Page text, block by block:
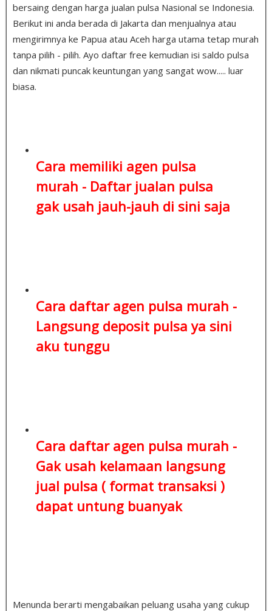
bersaing dengan harga jualan pulsa Nasional se Indonesia.
Berikut ini anda berada di Jakarta dan menjualnya atau
mengirimnya ke Papua atau Aceh harga utama tetap murah
tanpa pilih - pilih. Ayo daftar free kemudian isi saldo pulsa
dan nikmati puncak keuntungan yang sangat wow..... luar
biasa.
Cara memiliki agen pulsa
murah - Daftar jualan pulsa
gak usah jauh-jauh di sini saja
Cara daftar agen pulsa murah -
Langsung deposit pulsa ya sini
aku tunggu
Cara daftar agen pulsa murah -
Gak usah kelamaan langsung
jual pulsa ( format transaksi )
dapat untung buanyak
Menunda berarti mengabaikan peluang usaha yang cukup